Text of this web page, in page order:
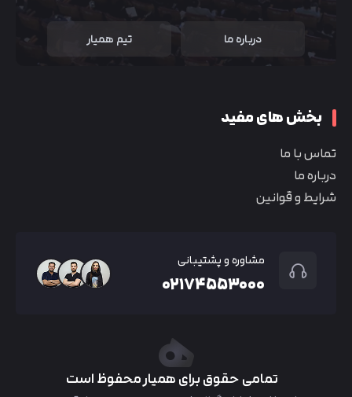
درباره ما تیم همیار
بخش های مفید
تماس با ما
درباره ما
شرایط و قوانین
مشاوره و پشتیبانی
۰۲۱۷۴۵۵۳۰۰۰
تمامی حقوق برای همیار محفوظ است